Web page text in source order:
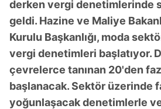
derken vergi denetimlerinde
geldi. Hazine ve Maliye
Kurulu Başkanlığı, moda
vergi denetimleri başlatıyor.
çevrelerce tanınan 20'den
başlanacak. Sektör üzerinde
yoğunlaşacak denetimlerle